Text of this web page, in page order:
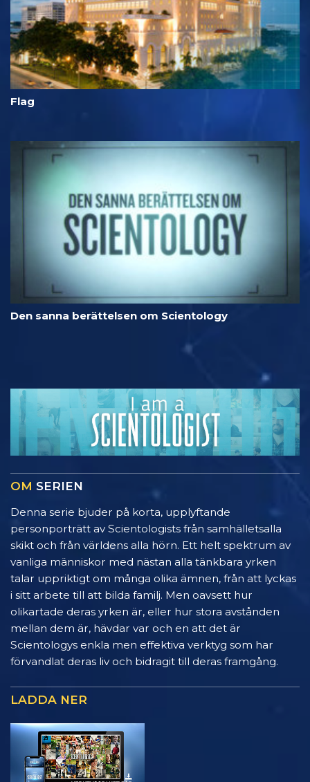
Flag
Den sanna berättelsen om Scientology
OM SERIEN
Denna serie bjuder på korta, upplyftande
personporträtt av Scientologists från samhälletsalla
skikt och från världens alla hörn. Ett helt spektrum av
vanliga människor med nästan alla tänkbara yrken
talar uppriktigt om många olika ämnen, från att lyckas
i sitt arbete till att bilda familj. Men oavsett hur
olikartade deras yrken är, eller hur stora avstånden
mellan dem är, hävdar var och en att det är
Scientologys enkla men effektiva verktyg som har
förvandlat deras liv och bidragit till deras framgång.
LADDA NER